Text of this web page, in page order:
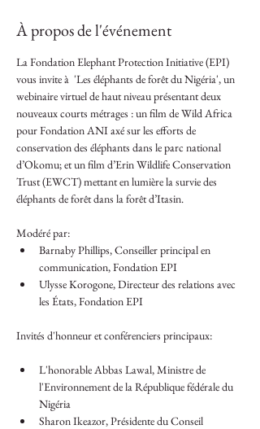
À propos de l'événement
La Fondation Elephant Protection Initiative (EPI)
vous invite à  'Les éléphants de forêt du Nigéria', un
webinaire virtuel de haut niveau présentant deux
nouveaux courts métrages : un film de Wild Africa
pour Fondation ANI axé sur les efforts de
conservation des éléphants dans le parc national
d’Okomu; et un film d’Erin Wildlife Conservation
Trust (EWCT) mettant en lumière la survie des
éléphants de forêt dans la forêt d’Itasin.
Modéré par:
Barnaby Phillips, Conseiller principal en
communication, Fondation EPI
Ulysse Korogone, Directeur des relations avec
les États, Fondation EPI
Invités d'honneur et conférenciers principaux:
L'honorable Abbas Lawal, Ministre de
l'Environnement de la République fédérale du
Nigéria
Sharon Ikeazor, Présidente du Conseil